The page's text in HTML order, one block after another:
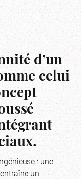
d’un
celui
: une
un